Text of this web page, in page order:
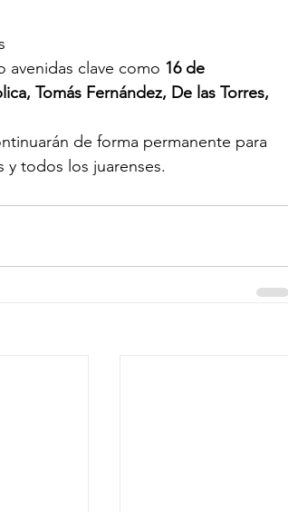
avenidas clave como 16 de
Tomás Fernández, De las Torres,
de forma permanente para
y todos los juarenses.